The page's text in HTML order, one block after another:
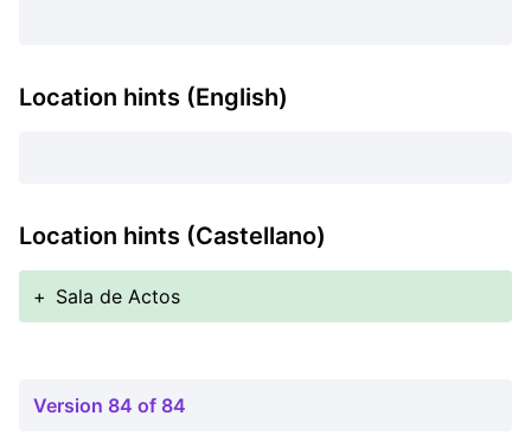
Location hints (English)
Location hints (Castellano)
+ Sala de Actos
Version 84 of 84